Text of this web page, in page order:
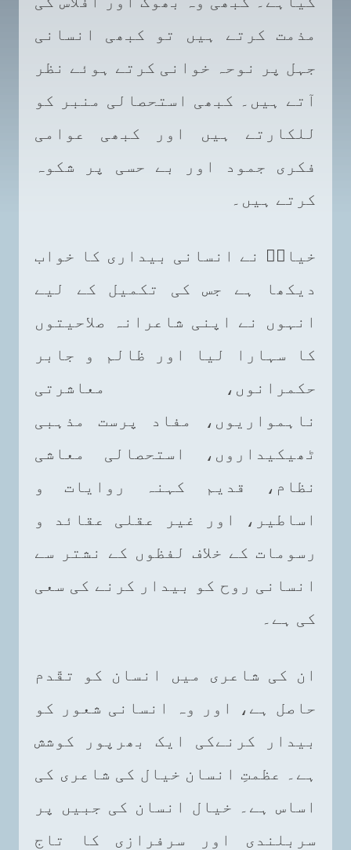
مذمت کرتے ہیں تو کبھی انسانی
جہل پر نوحہ خوانی کرتے ہوئے نظر
آتے ہیں۔ کبھی استحصالی منبر کو
للکارتے ہیں اور کبھی عوامی
فکری جمود اور بے حسی پر شکوہ
کرتے ہیں۔
خیالؔ نے انسانی بیداری کا خواب
دیکھا ہے جس کی تکمیل کے لیے
انہوں نے اپنی شاعرانہ صلاحیتوں
کا سہارا لیا اور ظالم و جابر
حکمرانوں، معاشرتی
ناہمواریوں، مفاد پرست مذہبی
ٹھیکیداروں، استحصالی معاشی
نظام، قدیم کہنہ روایات و
اساطیر، اور غیر عقلی عقائد و
رسومات کے خلاف لفظوں کے نشتر سے
انسانی روح کو بیدار کرنے کی سعی
کی ہے۔
ان کی شاعری میں انسان کو تقّدم
حاصل ہے، اور وہ انسانی شعور کو
بیدار کرنےکی ایک بھرپور کوشش
ہے۔ عظمتِ انسان خیال کی شاعری کی
اساس ہے۔ خیال انسان کی جبیں پر
سربلندی اور سرفرازی کا تاج